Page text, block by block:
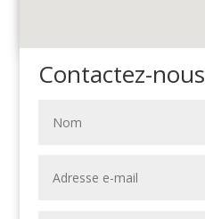
Contactez-nous